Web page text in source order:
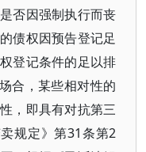
否因强制执行而丧
债权因预告登记足
登记条件的足以排
合，某些相对性的
，即具有对抗第三
规定》第31条第2